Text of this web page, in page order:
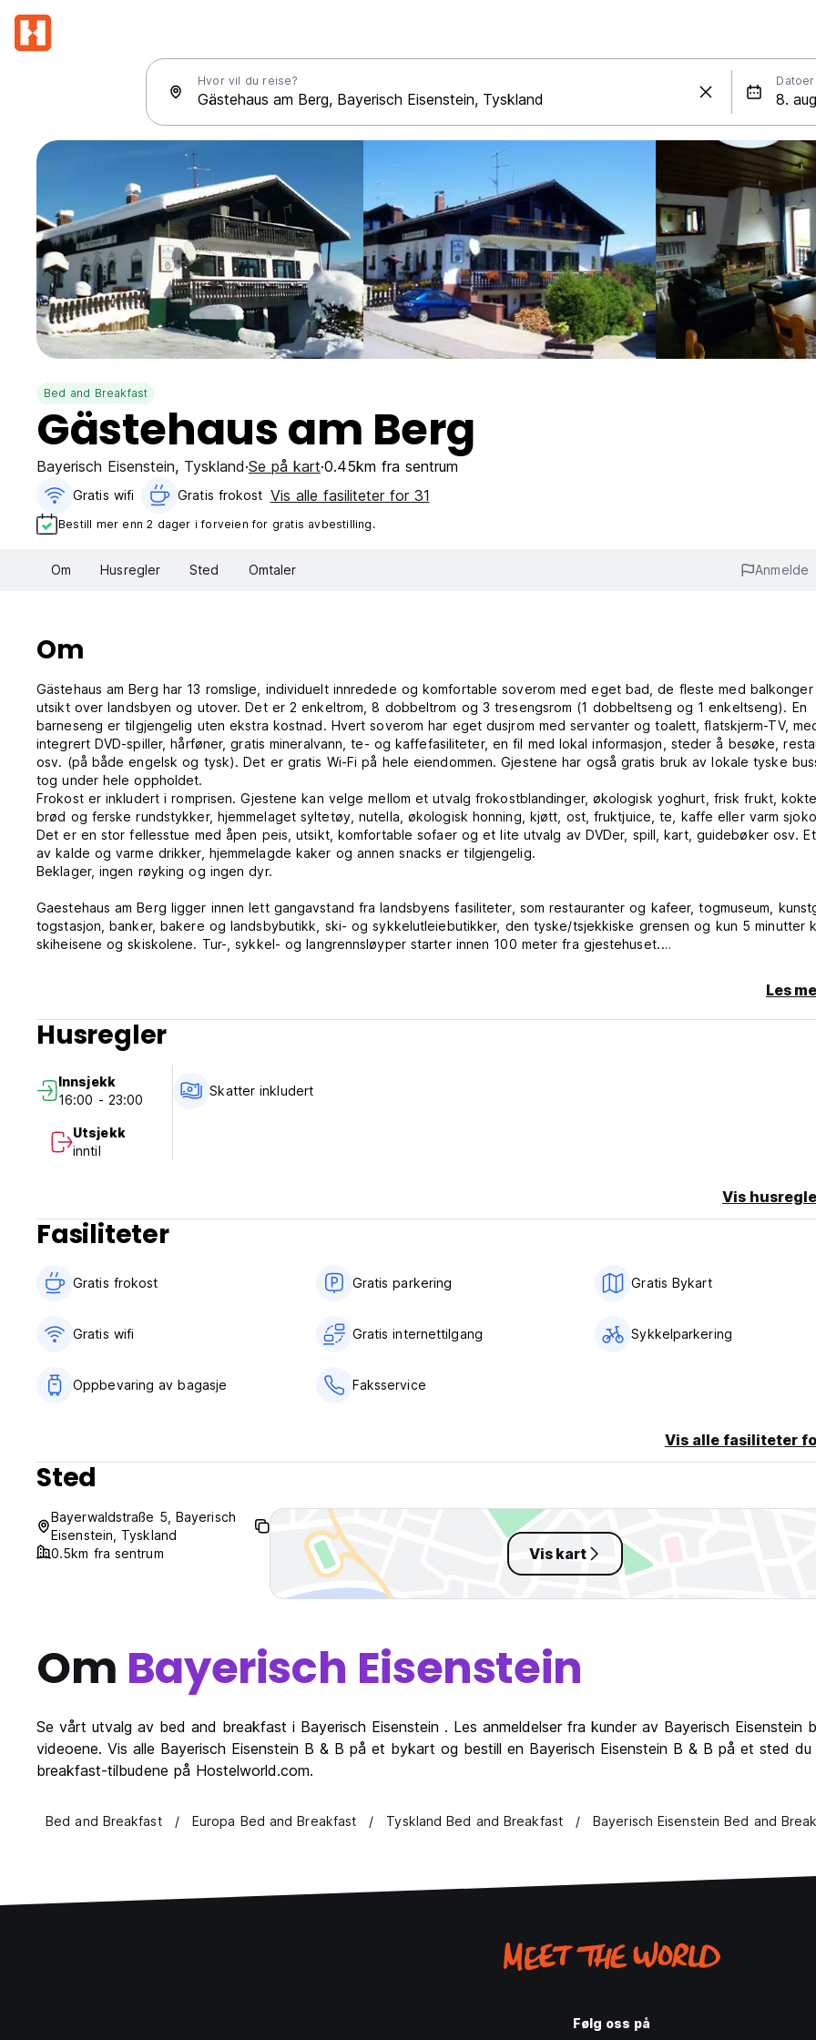
Hvor vil du reise? Datoer
Bed and Breakfast
Gästehaus am Berg
Bayerisch Eisenstein, Tyskland Se på kart 0.45km fra sentrum
Gratis wifi‎ Gratis frokost‎ Vis alle fasiliteter for 31
Bestill mer enn 2 dager i forveien for gratis avbestilling.
Om Husregler Sted Omtaler Anmelde
Om
Gästehaus am Berg har 13 romslige, individuelt innredede og komfortable soverom med eget bad, de fleste med balkonger
utsikt over landsbyen og utover. Det er 2 enkeltrom, 8 dobbeltrom og 3 tresengsrom (1 dobbeltseng og 1 enkeltseng). En
barneseng er tilgjengelig uten ekstra kostnad. Hvert soverom har eget dusjrom med servanter og toalett, flatskjerm-TV,
integrert DVD-spiller, hårføner, gratis mineralvann, te- og kaffefasiliteter, en fil med lokal informasjon, steder å besøke,
osv. (på både engelsk og tysk). Det er gratis Wi-Fi på hele eiendommen. Gjestene har også gratis bruk av lokale tyske
tog under hele oppholdet.
Frokost er inkludert i romprisen. Gjestene kan velge mellom et utvalg frokostblandinger, økologisk yoghurt, frisk frukt,
brød og ferske rundstykker, hjemmelaget syltetøy, nutella, økologisk honning, kjøtt, ost, fruktjuice, te, kaffe eller varm
Det er en stor fellesstue med åpen peis, utsikt, komfortable sofaer og et lite utvalg av DVDer, spill, kart, guidebøker osv.
av kalde og varme drikker, hjemmelagde kaker og annen snacks er tilgjengelig.
Beklager, ingen røyking og ingen dyr.
Gaestehaus am Berg ligger innen lett gangavstand fra landsbyens fasiliteter, som restauranter og kafeer, togmuseum,
togstasjon, banker, bakere og landsbybutikk, ski- og sykkelutleiebutikker, den tyske/tsjekkiske grensen og kun 5 minutter
skiheisene og skiskolene. Tur-, sykkel- og langrennsløyper starter innen 100 meter fra gjestehuset.
og Passau er mindre enn 3 timers kjøretur unna. Den bayerske skogen er en del av det største skogkledde området i
Europa, ofte referert til som "Europas grønne tak". Det er et område med enestående naturlig skjønnhet, beliggende i
Tyskland, på grensen til Tsjekkia, nær Østerrike og elven Donau. Nasjonalparkene Bayerischer Wald (D) og Sumava (CZ)
høyeste fjellet i regionen, Grosser Arber (1456m) er rett utenfor døren. (Auto-translated from original language)
Les
Husregler
Innsjekk
16:00 - 23:00
Utsjekk
inntil
Skatter inkludert
Vis
Fasiliteter
Gratis frokost‎ Gratis parkering Gratis Bykart
Gratis wifi‎ Gratis internettilgang Sykkelparkering
Oppbevaring av bagasje Faksservice
Vis alle fasiliteter
Sted
Bayerwaldstraße 5, Bayerisch
Eisenstein, Tyskland
0.5km fra sentrum
Vis kart
Om Bayerisch Eisenstein
Se vårt utvalg av bed and breakfast i Bayerisch Eisenstein . Les anmeldelser fra kunder av Bayerisch
videoene. Vis alle Bayerisch Eisenstein B & B på et bykart og bestill en Bayerisch Eisenstein B & B på et sted
breakfast-tilbudene på Hostelworld.com.
Bed and Breakfast Europa Bed and Breakfast Tyskland Bed and Breakfast Bayerisch Eisenstein Bed and
Følg oss på